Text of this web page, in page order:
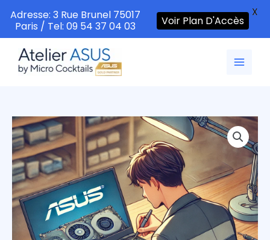
contenu
Adresse: 3 Rue Brunel 75017
Paris / Tel: 09 54 37 04 03
Voir Plan D'Accès
X